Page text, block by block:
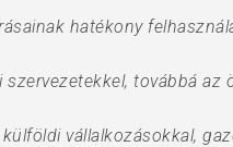
hatékony
továbbá
vállalkozásokkal,